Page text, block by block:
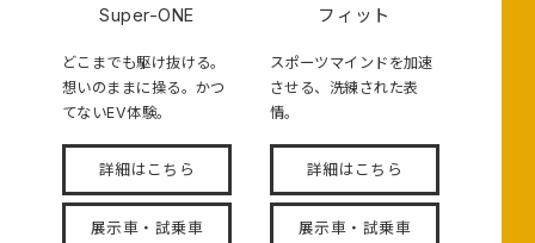
Super-ONE
どこまでも駆け抜ける。
想いのままに操る。かつ
てないEV体験。
詳細はこちら
展示車・試乗車
フィット
スポーツマインドを加速
させる、洗練された表
情。
詳細はこちら
展示車・試乗車